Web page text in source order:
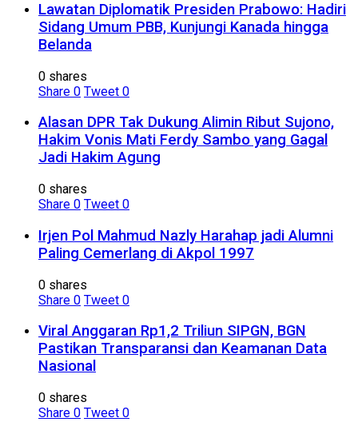
Lawatan Diplomatik Presiden Prabowo: Hadiri
Sidang Umum PBB, Kunjungi Kanada hingga
Belanda
0 shares
Share 0 Tweet 0
Alasan DPR Tak Dukung Alimin Ribut Sujono,
Hakim Vonis Mati Ferdy Sambo yang Gagal
Jadi Hakim Agung
0 shares
Share 0 Tweet 0
Irjen Pol Mahmud Nazly Harahap jadi Alumni
Paling Cemerlang di Akpol 1997
0 shares
Share 0 Tweet 0
Viral Anggaran Rp1,2 Triliun SIPGN, BGN
Pastikan Transparansi dan Keamanan Data
Nasional
0 shares
Share 0 Tweet 0